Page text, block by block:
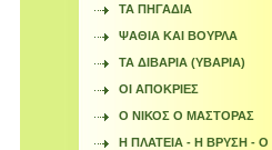
ΤΑ ΠΗΓΑΔΙΑ
ΨΑΘΙΑ ΚΑΙ ΒΟΥΡΛΑ
ΤΑ ΔΙΒΑΡΙΑ (ΥΒΑΡΙΑ)
ΟΙ ΑΠΟΚΡΙΕΣ
Ο ΝΙΚΟΣ Ο ΜΑΣΤΟΡΑΣ
Η ΠΛΑΤΕΙΑ - Η ΒΡΥΣΗ - Ο